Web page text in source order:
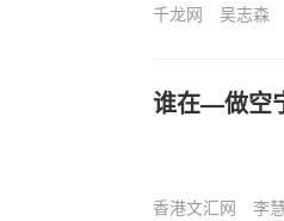
千龙网 吴志森
谁在—做空
香港文汇网 李